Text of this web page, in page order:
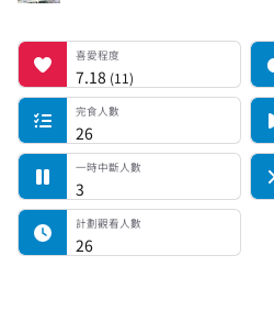
喜愛程度喜愛程度
7.18 (11)
記錄總人數
完食人數
完食人數
26
追番中人數
一時中斷人數
一時中斷人數
3
棄番人數
計劃觀看人數
計劃觀看人數
26